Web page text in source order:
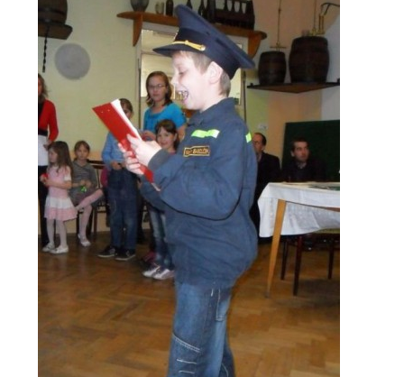
Obecní knihovna Chrášťany
Chrášťany 74
373 04
knihovnachrastany@seznam.cz
© 2026 eStránky.cz RSS| WebSlice | Tisk| Aktualizováno: 1. 8. 2026
Nahoru ↑